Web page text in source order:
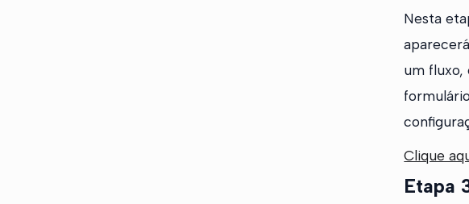
Nesta
um fluxo,
Clique
Etapa